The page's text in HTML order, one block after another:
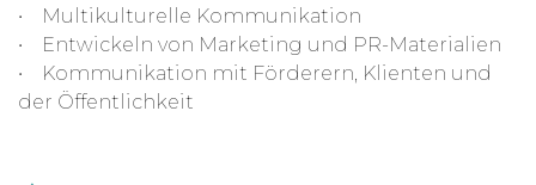
• Multikulturelle Kommunikation
• Entwickeln von Marketing und PR-Materialien
• Kommunikation mit Förderern, Klienten und
der Öffentlichkeit